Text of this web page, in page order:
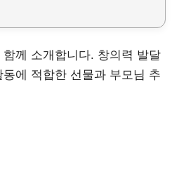
께 소개합니다. 창의력 발달
에 적합한 선물과 부모님 추